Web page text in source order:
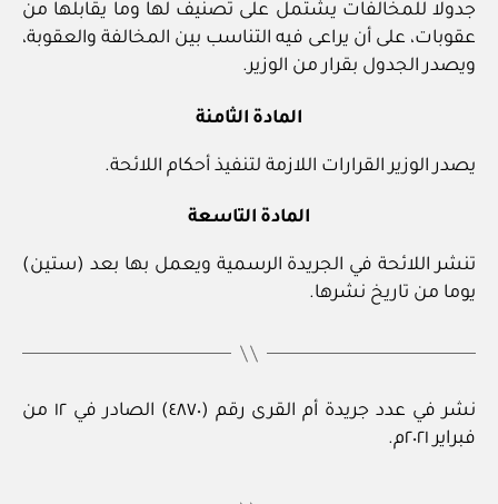
جدولا للمخالفات يشتمل على تصنيف لها وما يقابلها من
عقوبات، على أن يراعى فيه التناسب بين المخالفة والعقوبة،
ويصدر الجدول بقرار من الوزير.
المادة الثامنة
يصدر الوزير القرارات اللازمة لتنفيذ أحكام اللائحة.
المادة التاسعة
تنشر اللائحة في الجريدة الرسمية ويعمل بها بعد (ستين)
يوما من تاريخ نشرها.
نشر في عدد جريدة أم القرى رقم (٤٨٧٠) الصادر في ١٢ من
فبراير ٢٠٢١م.